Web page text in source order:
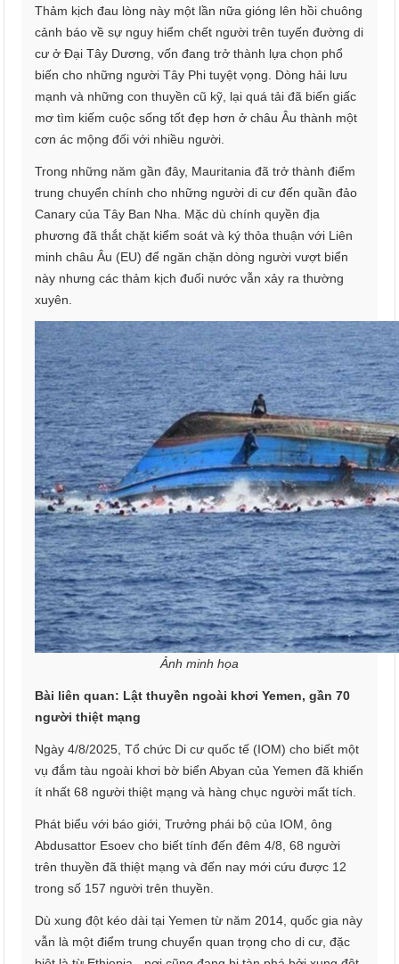
Thảm kịch đau lòng này một lần nữa gióng lên hồi chuông
cảnh báo về sự nguy hiểm chết người trên tuyến đường di
cư ở Đại Tây Dương, vốn đang trở thành lựa chọn phổ
biến cho những người Tây Phi tuyệt vọng. Dòng hải lưu
mạnh và những con thuyền cũ kỹ, lại quá tải đã biến giấc
mơ tìm kiếm cuộc sống tốt đẹp hơn ở châu Âu thành một
cơn ác mộng đối với nhiều người.
Trong những năm gần đây, Mauritania đã trở thành điểm
trung chuyển chính cho những người di cư đến quần đảo
Canary của Tây Ban Nha. Mặc dù chính quyền địa
phương đã thắt chặt kiểm soát và ký thỏa thuận với Liên
minh châu Âu (EU) để ngăn chặn dòng người vượt biển
này nhưng các thảm kịch đuối nước vẫn xảy ra thường
xuyên.
Ảnh minh họa
Bài liên quan: Lật thuyền ngoài khơi Yemen, gần 70
người thiệt mạng
Ngày 4/8/2025, Tổ chức Di cư quốc tế (IOM) cho biết một
vụ đắm tàu ngoài khơi bờ biển Abyan của Yemen đã khiến
ít nhất 68 người thiệt mạng và hàng chục người mất tích.
Phát biểu với báo giới, Trưởng phái bộ của IOM, ông
Abdusattor Esoev cho biết tính đến đêm 4/8, 68 người
trên thuyền đã thiệt mạng và đến nay mới cứu được 12
trong số 157 người trên thuyền.
Dù xung đột kéo dài tại Yemen từ năm 2014, quốc gia này
vẫn là một điểm trung chuyển quan trọng cho di cư, đặc